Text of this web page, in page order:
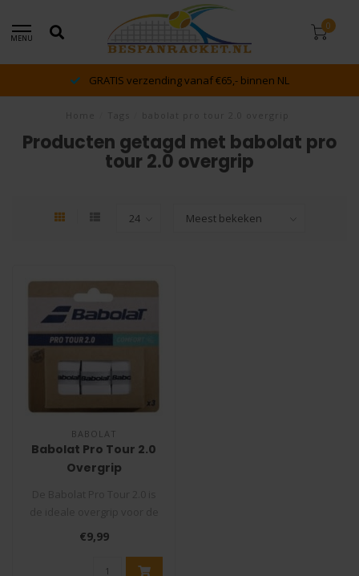
MENU
0
GRATIS verzending vanaf €65,- binnen NL
Producten getagd met babolat pro
tour 2.0 overgrip
BABOLAT
Babolat Pro Tour 2.0
Overgrip
veeleisende
competitiespel..
€9,99